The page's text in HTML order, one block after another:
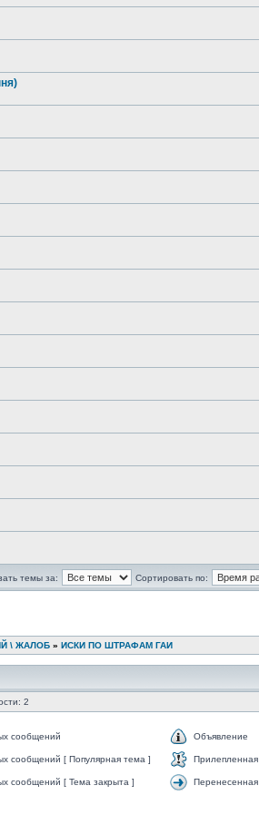
темы за: Сортировать по:
\ ЖАЛОБ » ИСКИ ПО ШТРАФАМ ГАИ
2
сообщений Объявление
сообщений [ Популярная тема ] Прилепленная
сообщений [ Тема закрыта ] Перенесенная